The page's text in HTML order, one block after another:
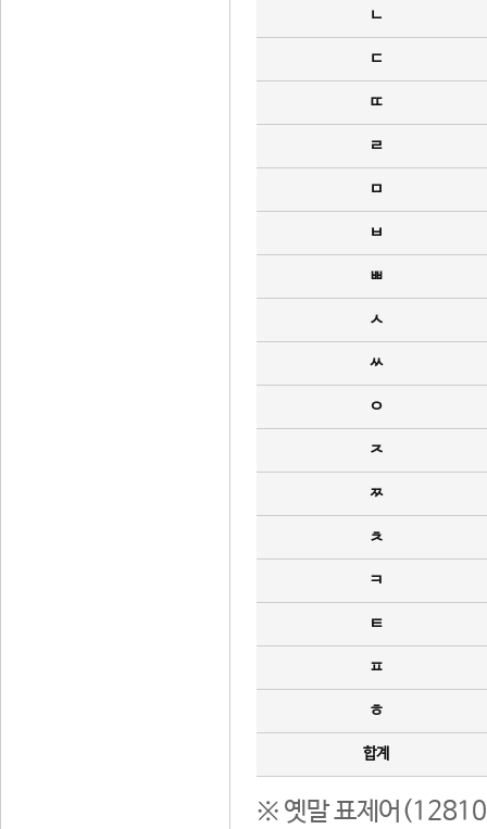
ㄴ
ㄷ
ㄸ
ㄹ
ㅁ
ㅂ
ㅃ
ㅅ
ㅆ
ㅇ
ㅈ
ㅉ
ㅊ
ㅋ
ㅌ
ㅍ
ㅎ
합계
※ 옛말 표제어(12810